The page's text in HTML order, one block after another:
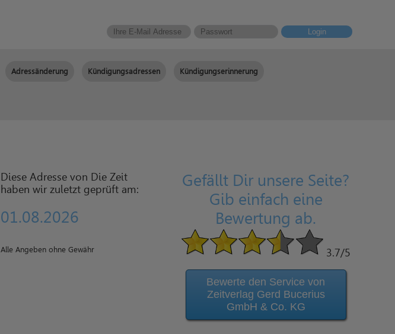
Login
Adressänderung Kündigungsadressen Kündigungserinnerung
Diese Adresse von Die Zeit
haben wir zuletzt geprüft am:
01.08.2026
Alle Angeben ohne Gewähr
Gefällt Dir unsere Seite?
Gib einfach eine
Bewertung ab.
3.7/5
Bewerte den Service von
Zeitverlag Gerd Bucerius
GmbH & Co. KG